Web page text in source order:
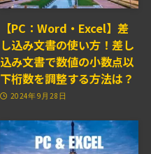
【PC：Word・Excel】差
し込み文書の使い方！差し
込み文書で数値の小数点以
下桁数を調整する方法は？
2024年9月28日